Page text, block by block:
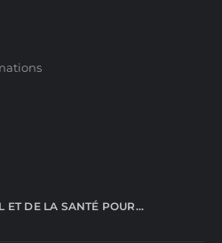
ET DE LA SANTÉ POUR…